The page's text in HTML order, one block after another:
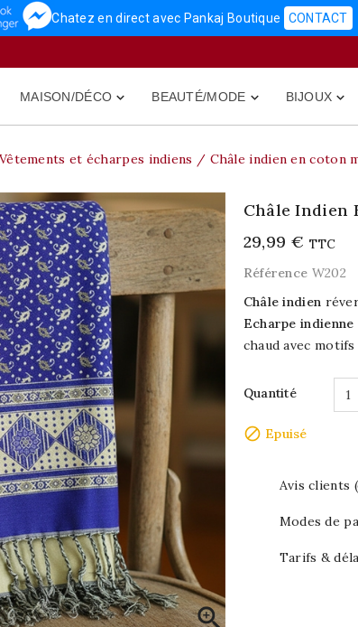
Chatez en direct avec Pankaj Boutique CONTACT

MAISON/DÉCO 
BEAUTÉ/MODE 
BIJOUX
Vêtements et écharpes indiens Châle indien en coton

Châle Indien
29,99 € TTC
Référence W202
Châle indien
Echarpe indienne
chaud avec
Quantité
 Epuisé
Avis clients
Modes de
Tarifs &